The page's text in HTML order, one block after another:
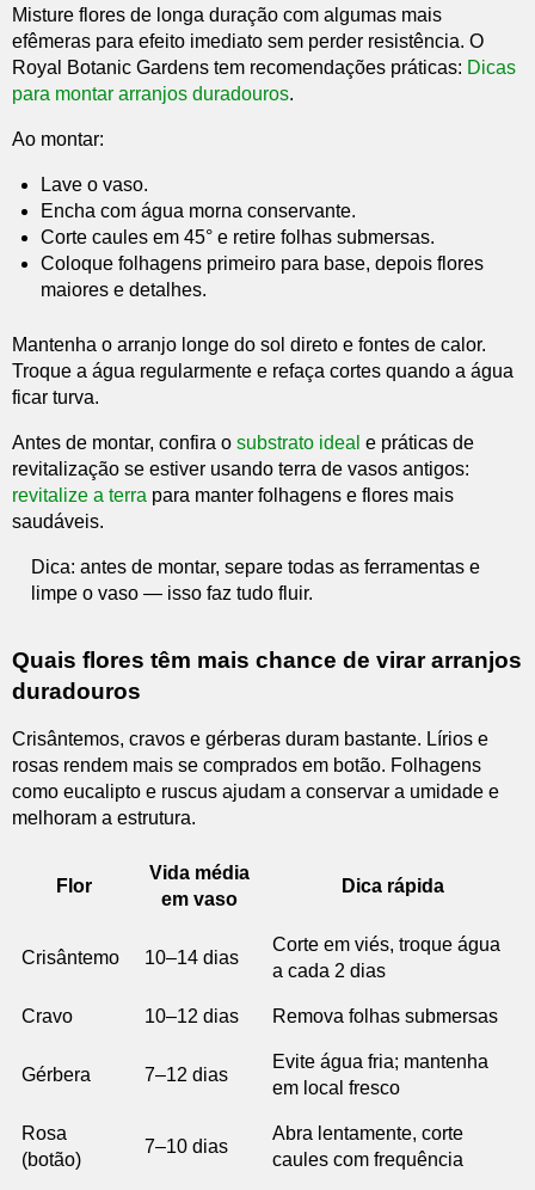
Misture flores de longa duração com algumas mais
efêmeras para efeito imediato sem perder resistência. O
Royal Botanic Gardens tem recomendações práticas: Dicas
para montar arranjos duradouros.
Ao montar:
Lave o vaso.
Encha com água morna conservante.
Corte caules em 45° e retire folhas submersas.
Coloque folhagens primeiro para base, depois flores
maiores e detalhes.
Mantenha o arranjo longe do sol direto e fontes de calor.
Troque a água regularmente e refaça cortes quando a água
ficar turva.
Antes de montar, confira o substrato ideal e práticas de
revitalização se estiver usando terra de vasos antigos:
revitalize a terra para manter folhagens e flores mais
saudáveis.
Dica: antes de montar, separe todas as ferramentas e
limpe o vaso — isso faz tudo fluir.
Quais flores têm mais chance de virar arranjos
duradouros
Crisântemos, cravos e gérberas duram bastante. Lírios e
rosas rendem mais se comprados em botão. Folhagens
como eucalipto e ruscus ajudam a conservar a umidade e
melhoram a estrutura.
Flor
Vida média
em vaso
Dica rápida
Crisântemo 10–14 dias
Corte em viés, troque água
a cada 2 dias
Cravo 10–12 dias Remova folhas submersas
Gérbera 7–12 dias
Evite água fria; mantenha
em local fresco
Rosa
(botão)
7–10 dias
Abra lentamente, corte
caules com frequência